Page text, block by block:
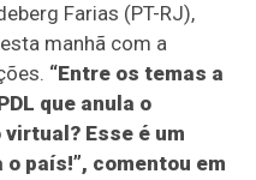
Farias (PT-RJ),
manhã com a
“Entre os temas a
que anula o
virtual? Esse é um
país!”, comentou em